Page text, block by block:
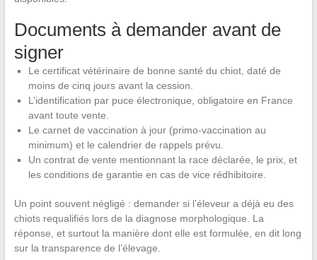
Documents à demander avant de
signer
Le certificat vétérinaire de bonne santé du chiot, daté de
moins de cinq jours avant la cession.
L’identification par puce électronique, obligatoire en France
avant toute vente.
Le carnet de vaccination à jour (primo-vaccination au
minimum) et le calendrier de rappels prévu.
Un contrat de vente mentionnant la race déclarée, le prix, et
les conditions de garantie en cas de vice rédhibitoire.
Un point souvent négligé : demander si l’éleveur a déjà eu des
chiots requalifiés lors de la diagnose morphologique. La
réponse, et surtout la manière dont elle est formulée, en dit long
sur la transparence de l’élevage.